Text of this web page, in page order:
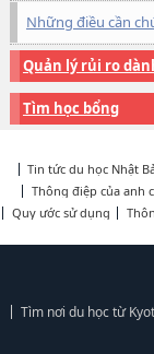
Những điều cần
Quản lý rủi ro
Tìm học bổng
Tin tức du học Nhật
Thông điệp của anh
Quy ước sử dụng
Tìm nơi du học từ